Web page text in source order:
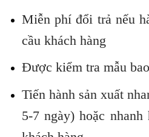
Miễn phí đổi trả nếu
cầu khách hàng
Được kiểm tra mẫu
Tiến hành sản xuất
5-7 ngày) hoặc